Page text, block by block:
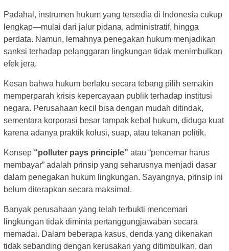
Padahal, instrumen hukum yang tersedia di Indonesia cukup
lengkap—mulai dari jalur pidana, administratif, hingga
perdata. Namun, lemahnya penegakan hukum menjadikan
sanksi terhadap pelanggaran lingkungan tidak menimbulkan
efek jera.
Kesan bahwa hukum berlaku secara tebang pilih semakin
memperparah krisis kepercayaan publik terhadap institusi
negara. Perusahaan kecil bisa dengan mudah ditindak,
sementara korporasi besar tampak kebal hukum, diduga kuat
karena adanya praktik kolusi, suap, atau tekanan politik.
Konsep “polluter pays principle” atau “pencemar harus
membayar” adalah prinsip yang seharusnya menjadi dasar
dalam penegakan hukum lingkungan. Sayangnya, prinsip ini
belum diterapkan secara maksimal.
Banyak perusahaan yang telah terbukti mencemari
lingkungan tidak diminta pertanggungjawaban secara
memadai. Dalam beberapa kasus, denda yang dikenakan
tidak sebanding dengan kerusakan yang ditimbulkan, dan